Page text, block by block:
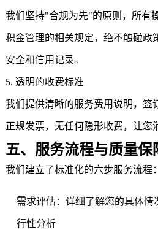
我们坚持"合规为先"的原则，所有
积金管理的相关规定，绝不触碰政
安全和信用记录。
5. 透明的收费标准
我们提供清晰的服务费用说明，签
正规发票，无任何隐形收费，让您
五、服务流程与质量保
我们建立了标准化的六步服务流程：
需求评估：详细了解您的具体
行性分析